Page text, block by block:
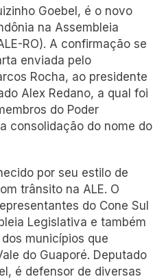
Goebel, é o novo
na Assembleia
RO). A confirmação se
enviada pelo
Rocha, ao presidente
Alex Redano, a qual foi
do Poder
consolidação do nome do
por seu estilo de
trânsito na ALE. O
do Cone Sul
Legislativa e também
municípios que
do Guaporé. Deputado
é defensor de diversas